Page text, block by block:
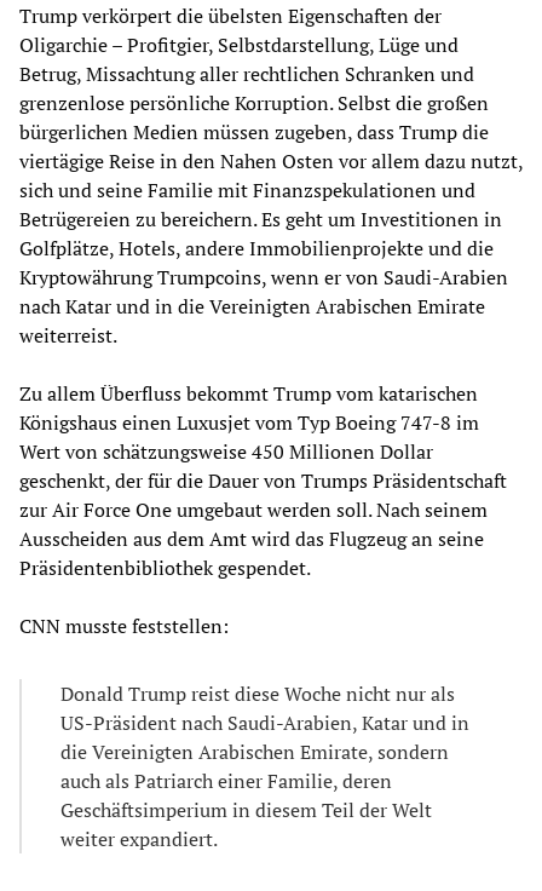
Trump verkörpert die übelsten Eigenschaften der
Oligarchie – Profitgier, Selbstdarstellung, Lüge und
Betrug, Missachtung aller rechtlichen Schranken und
grenzenlose persönliche Korruption. Selbst die großen
bürgerlichen Medien müssen zugeben, dass Trump die
viertägige Reise in den Nahen Osten vor allem dazu nutzt,
sich und seine Familie mit Finanzspekulationen und
Betrügereien zu bereichern. Es geht um Investitionen in
Golfplätze, Hotels, andere Immobilienprojekte und die
Kryptowährung Trumpcoins, wenn er von Saudi-Arabien
nach Katar und in die Vereinigten Arabischen Emirate
weiterreist.
Zu allem Überfluss bekommt Trump vom katarischen
Königshaus einen Luxusjet vom Typ Boeing 747-8 im
Wert von schätzungsweise 450 Millionen Dollar
geschenkt, der für die Dauer von Trumps Präsidentschaft
zur Air Force One umgebaut werden soll. Nach seinem
Ausscheiden aus dem Amt wird das Flugzeug an seine
Präsidentenbibliothek gespendet.
CNN musste feststellen:
Donald Trump reist diese Woche nicht nur als
US-Präsident nach Saudi-Arabien, Katar und in
die Vereinigten Arabischen Emirate, sondern
auch als Patriarch einer Familie, deren
Geschäftsimperium in diesem Teil der Welt
weiter expandiert.